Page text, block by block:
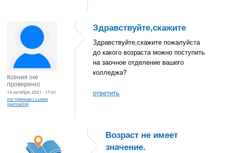
Ксения (не
проверено)
16 октября, 2021 - 17:41
постоянная ссылка
(permalink)
Здравствуйте,скажите
Здравствуйте,скажите пожалуйста
до какого возраста можно поступить
на заочное отделение вашего
колледжа?
ответить
Возраст не имеет
значение.